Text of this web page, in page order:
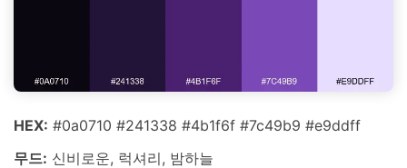
HEX: #0a0710 #241338 #4b1f6f #7c49b9 #e9ddff
무드: 신비로운, 럭셔리, 밤하늘